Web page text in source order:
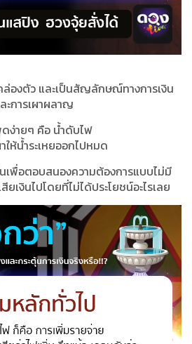
ล่องตัว และเป็นสัญลักษณ์ทางการเงิน
ะการเผาผลาญ
ง่ายๆ คือ น้ำดับไฟ
ห้น้ำระเหยออกไปหมด
นเพื่อตอบสนองความต้องการแบบไม่มี
เงินไปโดยที่ไม่ได้ประโยชน์อะไรเลย